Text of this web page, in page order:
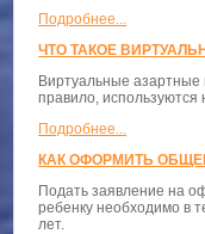
Подробнее...
ЧТО ТАКОЕ
Виртуальные азартные
правило,
Подробнее...
КАК ОФОРМИТЬ
Подать заявление на
ребенку необходимо в
лет.